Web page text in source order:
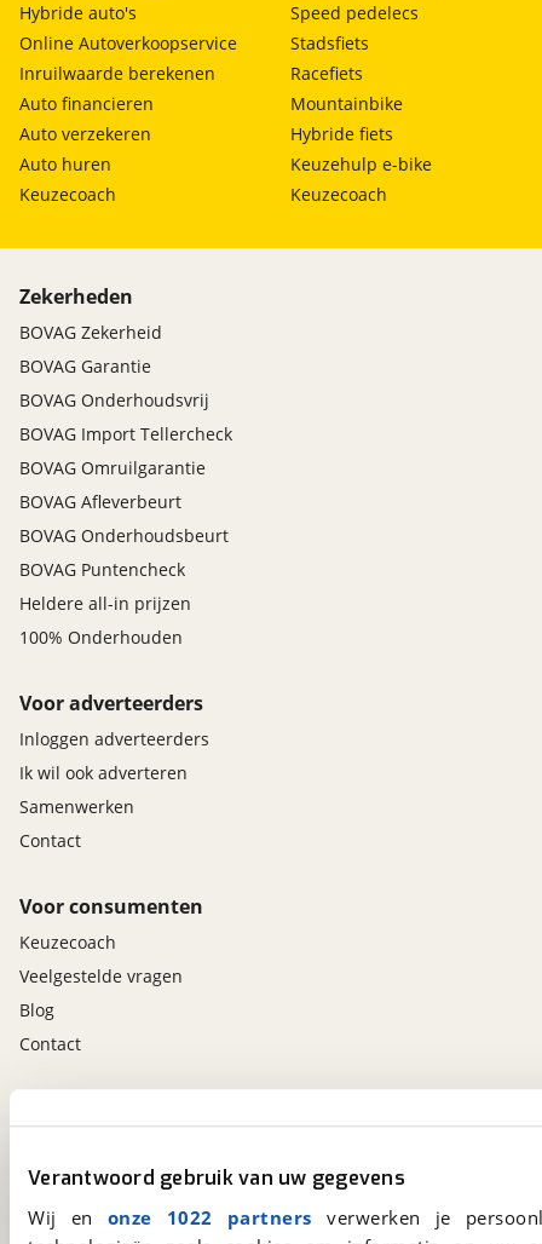
Verantwoord gebruik van uw gegevens
Wij en onze 1022 partners verwerken je
Hybride auto's
Online Autoverkoopservice
Inruilwaarde berekenen
Auto financieren
Auto verzekeren
Auto huren
Keuzecoach
Speed pedelecs
Stadsfiets
Racefiets
Mountainbike
Hybride fiets
Keuzehulp e-bike
Keuzecoach
Zekerheden
BOVAG Zekerheid
BOVAG Garantie
BOVAG Onderhoudsvrij
BOVAG Import Tellercheck
BOVAG Omruilgarantie
BOVAG Afleverbeurt
BOVAG Onderhoudsbeurt
BOVAG Puntencheck
Heldere all-in prijzen
100% Onderhouden
Voor adverteerders
Inloggen adverteerders
Ik wil ook adverteren
Samenwerken
Contact
Voor consumenten
Keuzecoach
Veelgestelde vragen
Blog
Contact
Download 'm nu.